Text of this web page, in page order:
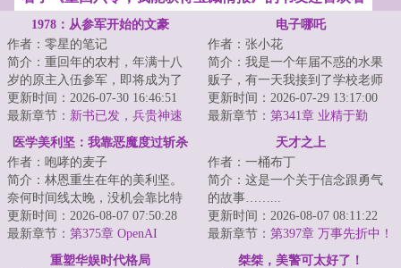
1978：从参军开始的文豪
作者：零星的笔记
简介：重回年的农村，年满十八
岁的原主入伍参军，即将成为了
军队中的一员。等着周旭重生过
来的时候，手里...
更新时间：2026-07-30 16:46:51
最新章节： 新书已发，兵贵神速
电子哪吒
作者：张小花
简介：我是一个年届不惑的水果
贩子，有一天我接到了学校老师
的电话，说我那成绩一直平平无
奇的儿子刘振华...
更新时间：2026-07-29 13:17:00
最新章节： 第341章 业精于勤
医学美利坚：我靠恶魔度过斩杀
线
作者：咆哮的麦子
简介：林恩重生在年的美利坚。
奈何时间线太晚，没机会靠比特
币翻盘。无奈只能他只能先做好
医生本职工作，...
更新时间：2026-08-07 07:50:28
最新章节： 第375章 OpenAI
天才之上
作者：一桶布丁
简介：这是一个关于信念跟勇气
的故事……...
更新时间：2026-08-07 08:11:22
最新章节： 第397章 万事先折中！
重塑华娱时代格局
桀桀，美警可太好了！